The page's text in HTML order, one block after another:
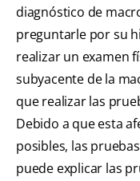
diagnóstico de
preguntarle por su
realizar un examen
subyacente de la
que realizar las
Debido a que esta
posibles, las
puede explicar las